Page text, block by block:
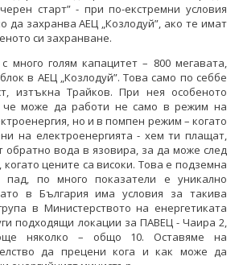
старт” - при по-екстремни условия
да захранва АЕЦ „Козлодуй”, ако те имат
си захранване.
голям капацитет – 800 мегавата,
в АЕЦ „Козлодуй”. Това само по себбе
изтъкна Трайков. При нея особеното
че може да работи не само в режим на
но и в помпен режим – когато
на електроенергията - хем ти плащат,
вода в язовира, за да може след
когато цените са високи. Това е подземна
по много показатели е уникално
в България има условия за такива
в Министерството на енергетиката
подходящи локации за ПАВЕЦ - Чаира 2,
няколко – общо 10. Оставяме на
да прецени кога и как може да